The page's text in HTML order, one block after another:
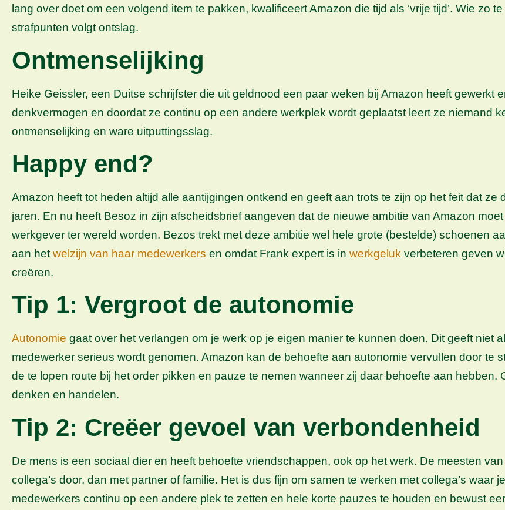
lang over doet om een volgend item te pakken, kwalificeert Amazon die tijd als ‘vrije tijd’. Wie zo
strafpunten volgt ontslag.
Ontmenselijking
Heike Geissler, een Duitse schrijfster die uit geldnood een paar weken bij Amazon heeft gewerkt
denkvermogen en doordat ze continu op een andere werkplek wordt geplaatst leert ze niemand
ontmenselijking en ware uitputtingsslag.
Happy end?
Amazon heeft tot heden altijd alle aantijgingen ontkend en geeft aan trots te zijn op het feit dat
jaren. En nu heeft Besoz in zijn afscheidsbrief aangeven dat de nieuwe ambitie van Amazon
werkgever ter wereld worden. Bezos trekt met deze ambitie wel hele grote (bestelde) schoenen
aan het welzijn van haar medewerkers en omdat Frank expert is in werkgeluk verbeteren geven
creëren.
Tip 1: Vergroot de autonomie
Autonomie gaat over het verlangen om je werk op je eigen manier te kunnen doen. Dit geeft niet
medewerker serieus wordt genomen. Amazon kan de behoefte aan autonomie vervullen door te
de te lopen route bij het order pikken en pauze te nemen wanneer zij daar behoefte aan
denken en handelen.
Tip 2: Creëer gevoel van verbondenheid
De mens is een sociaal dier en heeft behoefte vriendschappen, ook op het werk. De meesten
collega’s door, dan met partner of familie. Het is dus fijn om samen te werken met collega’s
medewerkers continu op een andere plek te zetten en hele korte pauzes te houden en bewust